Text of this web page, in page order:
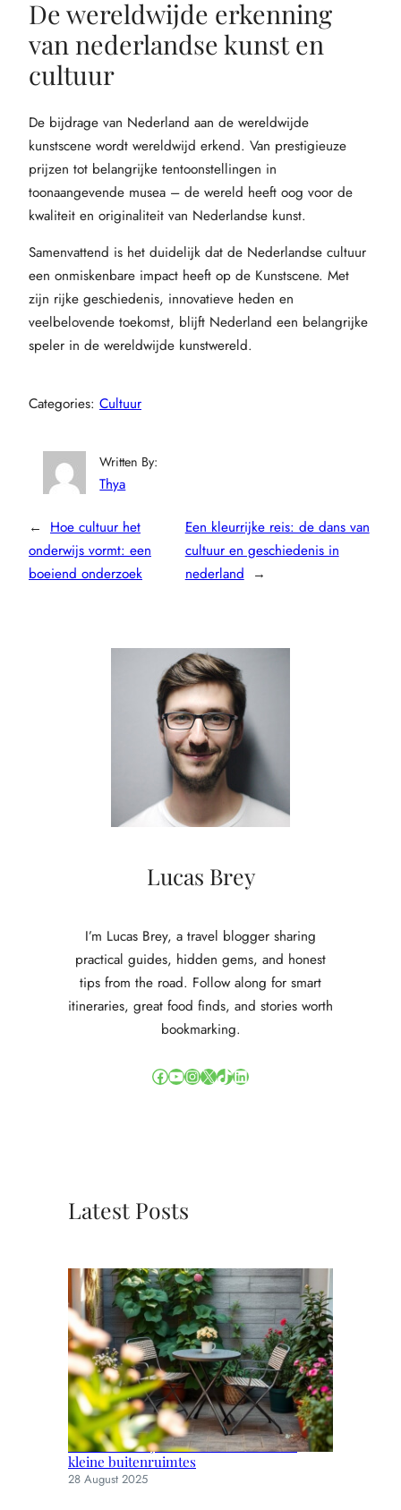
De wereldwijde erkenning
van nederlandse kunst en
cultuur
De bijdrage van Nederland aan de wereldwijde
kunstscene wordt wereldwijd erkend. Van prestigieuze
prijzen tot belangrijke tentoonstellingen in
toonaangevende musea – de wereld heeft oog voor de
kwaliteit en originaliteit van Nederlandse kunst.
Samenvattend is het duidelijk dat de Nederlandse cultuur
een onmiskenbare impact heeft op de Kunstscene. Met
zijn rijke geschiedenis, innovatieve heden en
veelbelovende toekomst, blijft Nederland een belangrijke
speler in de wereldwijde kunstwereld.
Categories: Cultuur
Written By:
Thya
← Hoe cultuur het
onderwijs vormt: een
boeiend onderzoek
Een kleurrijke reis: de dans van
cultuur en geschiedenis in
nederland →
Lucas Brey
I’m Lucas Brey, a travel blogger sharing
practical guides, hidden gems, and honest
tips from the road. Follow along for smart
itineraries, great food finds, and stories worth
bookmarking.
Facebook YouTube InstagramX TikTok LinkedIn
Latest Posts
Slimme en stijlvolle tuinmeubels voor
kleine buitenruimtes
28 August 2025